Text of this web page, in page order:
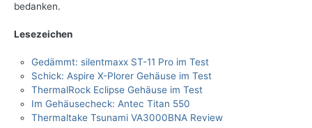
bedanken.
Lesezeichen
Gedämmt: silentmaxx ST-11 Pro im Test
Schick: Aspire X-Plorer Gehäuse im Test
ThermalRock Eclipse Gehäuse im Test
Im Gehäusecheck: Antec Titan 550
Thermaltake Tsunami VA3000BNA Review